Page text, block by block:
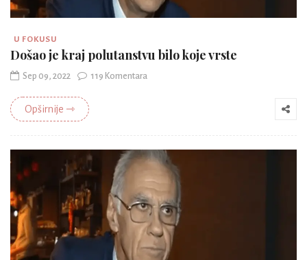
U FOKUSU
Došao je kraj polutanstvu bilo koje vrste
Sep 09, 2022 119 Komentara
Opširnije ⇾